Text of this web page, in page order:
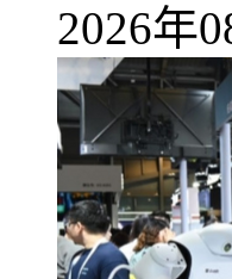
2026年